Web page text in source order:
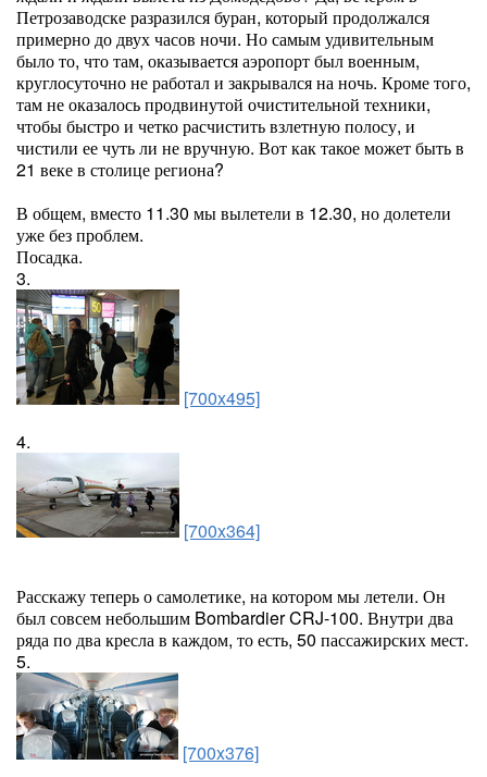
Петрозаводске разразился буран, который продолжался
примерно до двух часов ночи. Но самым удивительным
было то, что там, оказывается аэропорт был военным,
круглосуточно не работал и закрывался на ночь. Кроме того,
там не оказалось продвинутой очистительной техники,
чтобы быстро и четко расчистить взлетную полосу, и
чистили ее чуть ли не вручную. Вот как такое может быть в
21 веке в столице региона?
В общем, вместо 11.30 мы вылетели в 12.30, но долетели
уже без проблем.
Посадка.
3.
[700x495]
4.
[700x364]
Расскажу теперь о самолетике, на котором мы летели. Он
был совсем небольшим Bombardier CRJ-100. Внутри два
ряда по два кресла в каждом, то есть, 50 пассажирских мест.
5.
[700x376]